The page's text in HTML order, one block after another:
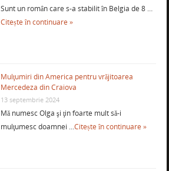
Sunt un român care s-a stabilit în Belgia de 8 …
Citește în continuare »
Mulţumiri din America pentru vrăjitoarea
Mercedeza din Craiova
13 septembrie 2024
Mă numesc Olga şi ţin foarte mult să-i
mulţumesc doamnei …Citește în continuare »